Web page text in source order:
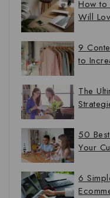
How to
Will
9
to
The
50
Your
6